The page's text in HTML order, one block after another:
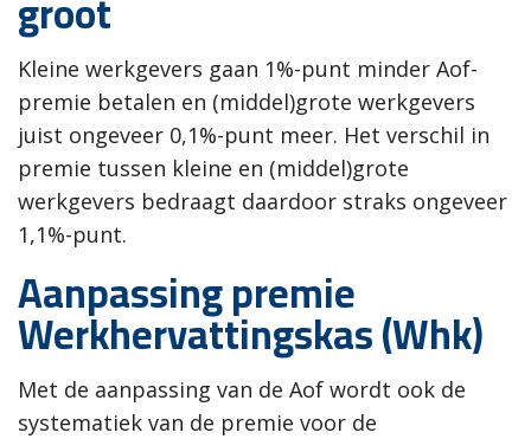
Kleine werkgevers gaan 1%-punt minder Aof-
premie betalen en (middel)grote werkgevers
juist ongeveer 0,1%-punt meer. Het verschil in
premie tussen kleine en (middel)grote
werkgevers bedraagt daardoor straks ongeveer
1,1%-punt.
Aanpassing premie
Werkhervattingskas (Whk)
Met de aanpassing van de Aof wordt ook de
systematiek van de premie voor de